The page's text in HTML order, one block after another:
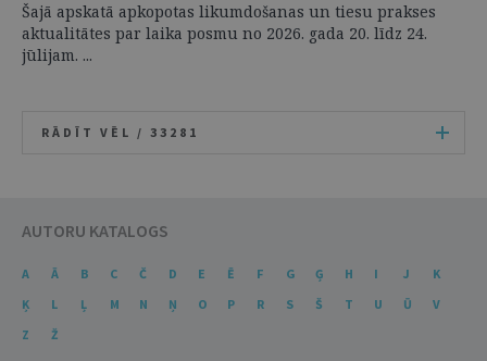
Šajā apskatā apkopotas likumdošanas un tiesu prakses
aktualitātes par laika posmu no 2026. gada 20. līdz 24.
jūlijam. ...
RĀDĪT VĒL / 33281
AUTORU KATALOGS
A Ā B C Č D E Ē F G Ģ H I J
K
Ķ
L Ļ M N Ņ O P R S Š T U Ū
V
Z
Ž